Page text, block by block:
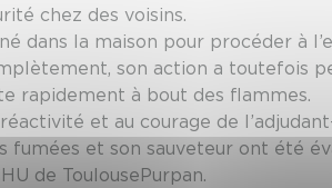
chez des voisins.
dans la maison pour procéder à
son action a toutefois
rapidement à bout des flammes.
et au courage de
et son sauveteur ont été
de ToulousePurpan.